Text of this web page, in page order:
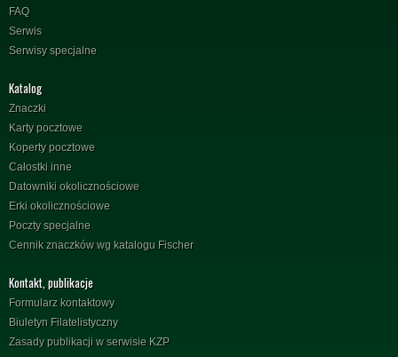
FAQ
Serwis
Serwisy specjalne
Katalog
Znaczki
Karty pocztowe
Koperty pocztowe
Całostki inne
Datowniki okolicznościowe
Erki okolicznościowe
Poczty specjalne
Cennik znaczków wg katalogu Fischer
Kontakt, publikacje
Formularz kontaktowy
Biuletyn Filatelistyczny
Zasady publikacji w serwisie KZP